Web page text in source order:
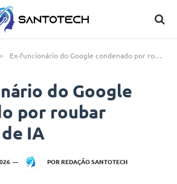
» Ex-funcionário do Google condenado por roubar segredos de IA
do Google
por roubar
IA
POR REDAÇÃO SANTOTECH